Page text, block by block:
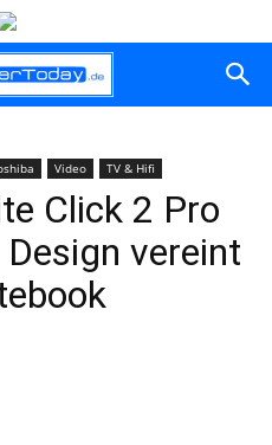
Video TV & Hifi
Click 2 Pro
vereint